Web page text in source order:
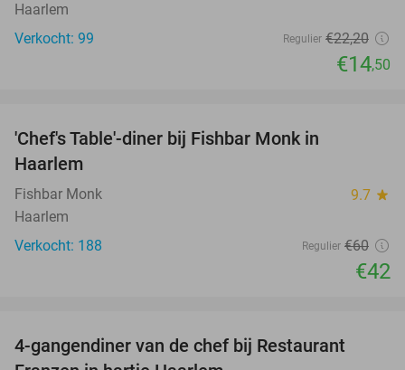
Haarlem
Verkocht: 99
Regulier €22,20
€14,50
'Chef's Table'-diner bij Fishbar Monk in
Haarlem
Fishbar Monk 9.7 star
Haarlem
Verkocht: 188
Regulier €60
€42
4-gangendiner van de chef bij Restaurant